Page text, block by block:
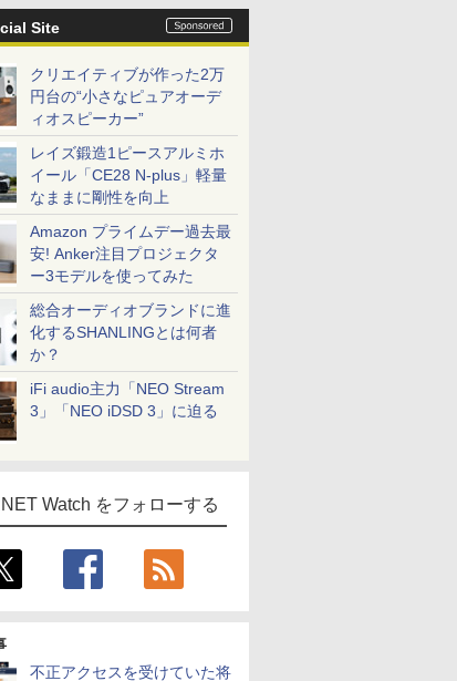
Site
クリエイティブが作った2万
円台の“小さなピュアオーデ
ィオスピーカー”
レイズ鍛造1ピースアルミホ
イール「CE28 N-plus」軽量
なままに剛性を向上
Amazon プライムデー過去最
安! Anker注目プロジェクタ
ー3モデルを使ってみた
総合オーディオブランドに進
化するSHANLINGとは何者
か？
iFi audio主力「NEO Stream
3」「NEO iDSD 3」に迫る
Watch をフォローする
不正アクセスを受けていた将